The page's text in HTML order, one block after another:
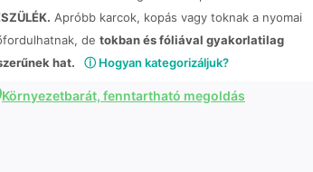
Apróbb karcok, kopás vagy toknak a nyomai
de tokban és fóliával gyakorlatilag
hat.
ⓘ Hogyan kategorizáljuk?
Környezetbarát, fenntartható megoldás